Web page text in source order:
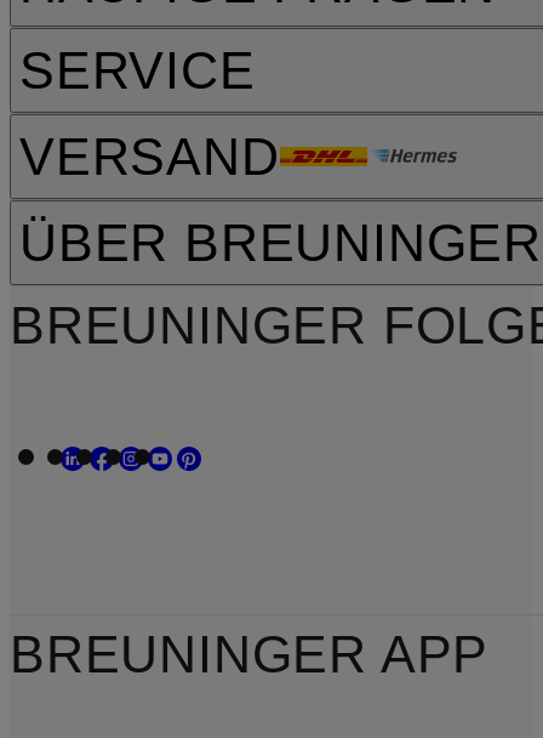
SERVICE
VERSAND
ÜBER BREUNINGER
BREUNINGER
BREUNINGER APP